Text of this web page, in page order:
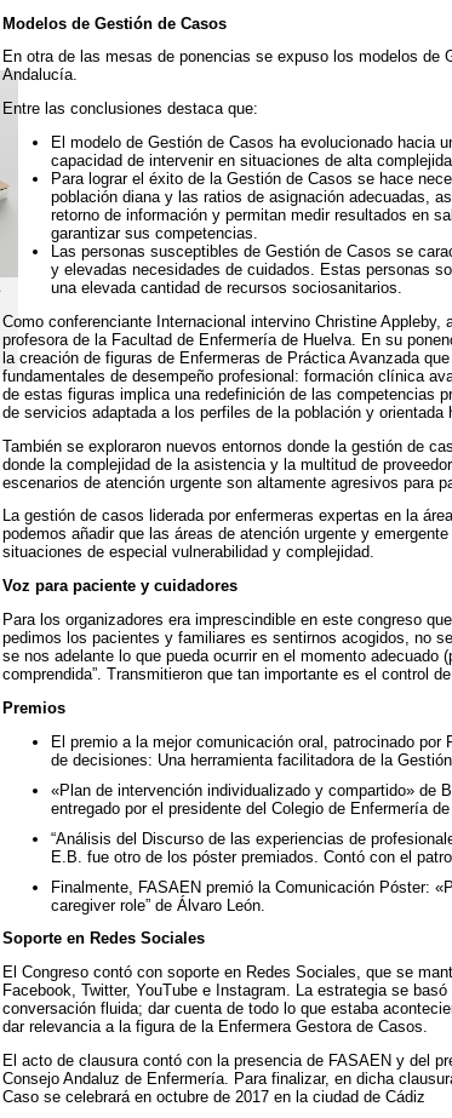
Modelos de Gestión de Casos
En otra de las mesas de ponencias se expuso los modelos
Andalucía.
Entre las conclusiones destaca que:
El modelo de Gestión de Casos ha evolucionado hacia
capacidad de intervenir en situaciones de alta
Para lograr el éxito de la Gestión de Casos se hace
población diana y las ratios de asignación adecuadas,
retorno de información y permitan medir resultados en
garantizar sus competencias.
Las personas susceptibles de Gestión de Casos se
y elevadas necesidades de cuidados. Estas personas
una elevada cantidad de recursos sociosanitarios.
Como conferenciante Internacional intervino Christine
profesora de la Facultad de Enfermería de Huelva. En su
la creación de figuras de Enfermeras de Práctica Avanzada
fundamentales de desempeño profesional: formación clínica
de estas figuras implica una redefinición de las competencias
de servicios adaptada a los perfiles de la población y
También se exploraron nuevos entornos donde la gestión de
donde la complejidad de la asistencia y la multitud de
escenarios de atención urgente son altamente agresivos para
La gestión de casos liderada por enfermeras expertas en la
podemos añadir que las áreas de atención urgente y
situaciones de especial vulnerabilidad y complejidad.
Voz para paciente y cuidadores
Para los organizadores era imprescindible en este congreso
pedimos los pacientes y familiares es sentirnos acogidos, no
se nos adelante lo que pueda ocurrir en el momento
comprendida”. Transmitieron que tan importante es el control
Premios
El premio a la mejor comunicación oral, patrocinado
de decisiones: Una herramienta facilitadora de la
«Plan de intervención individualizado y compartido» de
entregado por el presidente del Colegio de Enfermería
“Análisis del Discurso de las experiencias de
E.B. fue otro de los póster premiados. Contó con el
Finalmente, FASAEN premió la Comunicación Póster:
caregiver role” de Álvaro León.
Soporte en Redes Sociales
El Congreso contó con soporte en Redes Sociales, que se
Facebook, Twitter, YouTube e Instagram. La estrategia se
conversación fluida; dar cuenta de todo lo que estaba
dar relevancia a la figura de la Enfermera Gestora de Casos.
El acto de clausura contó con la presencia de FASAEN y del
Consejo Andaluz de Enfermería. Para finalizar, en dicha
Caso se celebrará en octubre de 2017 en la ciudad de Cádiz